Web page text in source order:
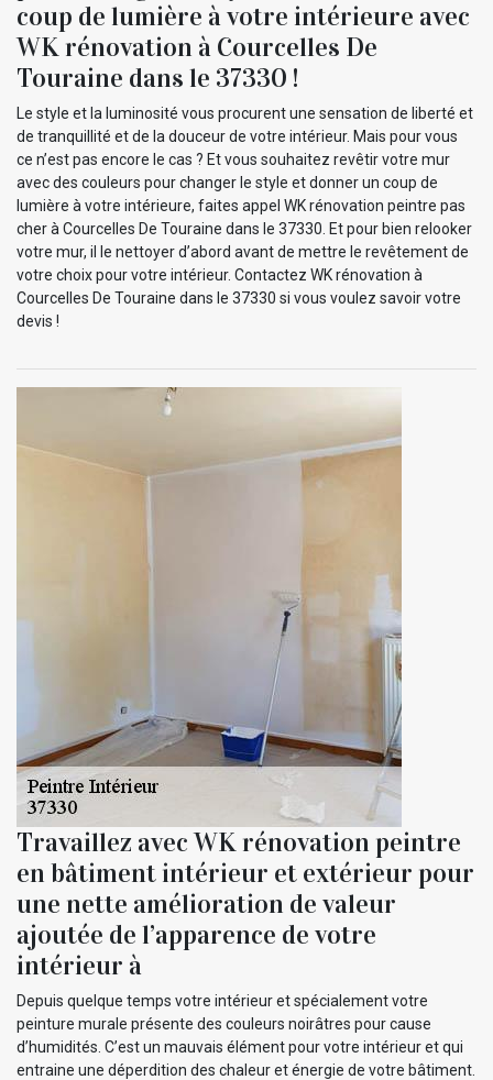
coup de lumière à votre intérieure avec
WK rénovation à Courcelles De
Touraine dans le 37330 !
Le style et la luminosité vous procurent une sensation de liberté et
de tranquillité et de la douceur de votre intérieur. Mais pour vous
ce n’est pas encore le cas ? Et vous souhaitez revêtir votre mur
avec des couleurs pour changer le style et donner un coup de
lumière à votre intérieure, faites appel WK rénovation peintre pas
cher à Courcelles De Touraine dans le 37330. Et pour bien relooker
votre mur, il le nettoyer d’abord avant de mettre le revêtement de
votre choix pour votre intérieur. Contactez WK rénovation à
Courcelles De Touraine dans le 37330 si vous voulez savoir votre
devis !
Travaillez avec WK rénovation peintre
en bâtiment intérieur et extérieur pour
une nette amélioration de valeur
ajoutée de l’apparence de votre
intérieur à
Depuis quelque temps votre intérieur et spécialement votre
peinture murale présente des couleurs noirâtres pour cause
d’humidités. C’est un mauvais élément pour votre intérieur et qui
entraine une déperdition des chaleur et énergie de votre bâtiment.